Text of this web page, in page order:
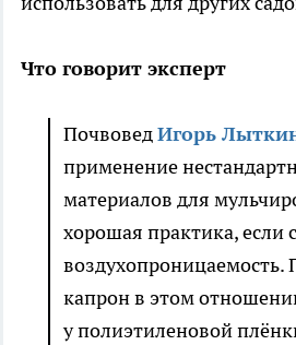
Что говорит эксперт
ПочвоведИгорь
применение
материалов для
хорошая практика, если
воздухопроницаемость.
капрон в этом
у полиэтиленовой